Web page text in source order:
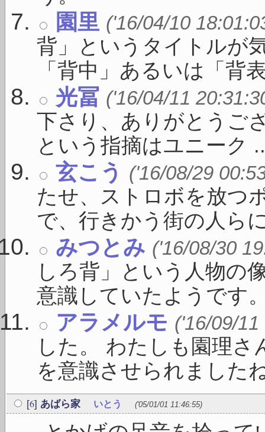
園里 ('16/04/10
背」というタイトルが
「背中」あるいは「背
光冨 ('16/04/11
下さり、ありがとうご
という指摘はユニーク
玄こう ('16/08/29
たせ、ストロボを放つ
で、行きかう街の人ら
みつとみ ('16/08/30
しろ背」という人物の
意識していたようです
アラメルモ ('16/09/
した。 わたしも園理
を意識させられました
[6] あばら家 いとう ('05/01/01 11:46:55)